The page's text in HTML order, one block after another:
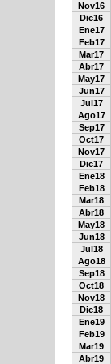
Nov16
Dic16
Ene17
Feb17
Mar17
Abr17
May17
Jun17
Jul17
Ago17
Sep17
Oct17
Nov17
Dic17
Ene18
Feb18
Mar18
Abr18
May18
Jun18
Jul18
Ago18
Sep18
Oct18
Nov18
Dic18
Ene19
Feb19
Mar19
Abr19